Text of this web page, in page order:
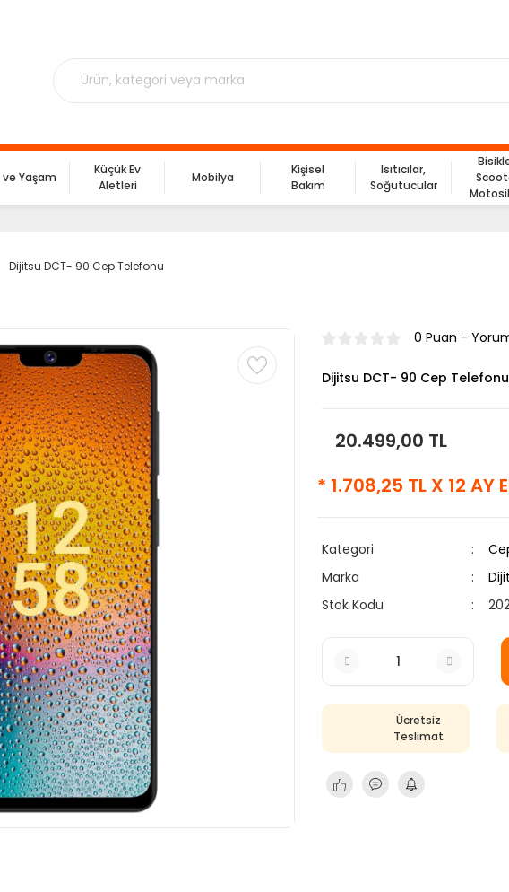
ve Yaşam
Küçük Ev
Aletleri
Mobilya
Kişisel
Bakım
Isıtıcılar,
Soğutucular
Dijitsu DCT- 90 Cep Telefonu
0 Puan -
Dijitsu DCT- 90 Cep Telefonu
20.499,00 TL
* 1.708,25 TL X 12 AY
Kategori
Marka
Stok Kodu
Ücretsiz
Teslimat